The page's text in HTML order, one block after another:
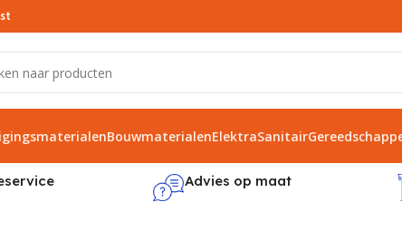
BouwmaterialenElektraSanitair
Advies op maat